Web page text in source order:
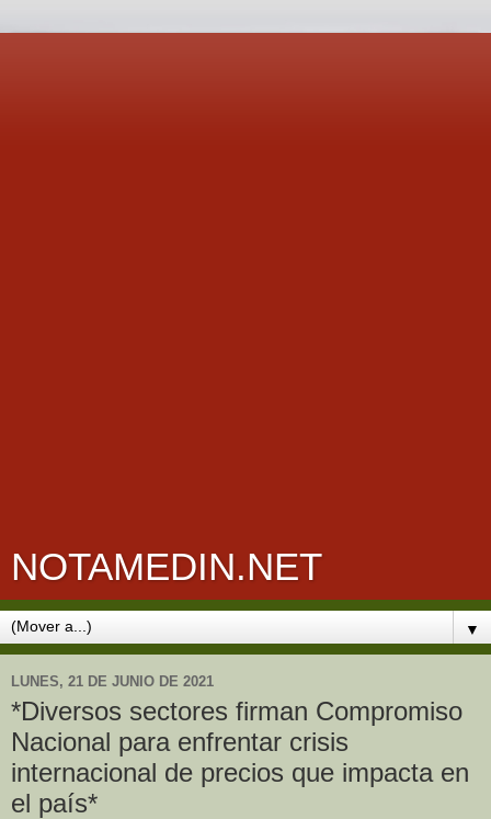
NOTAMEDIN.NET
▼
LUNES, 21 DE JUNIO DE 2021
*Diversos sectores firman Compromiso
Nacional para enfrentar crisis
internacional de precios que impacta en
el país*